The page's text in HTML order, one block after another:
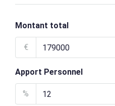
Montant total
€
Apport Personnel
%